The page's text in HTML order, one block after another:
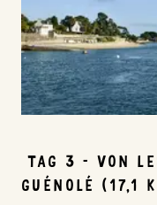
TAG 3 - VON
GUÉNOLÉ (17,1